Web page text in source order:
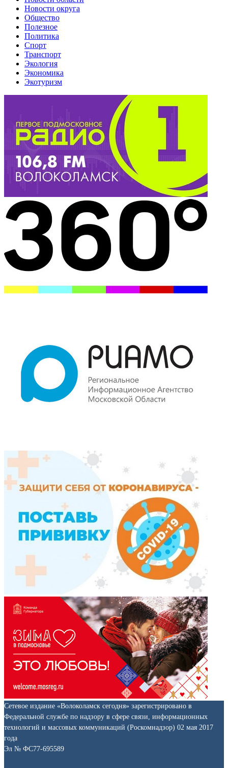
Новости округа
Общество
Полезное
Политика
Спорт
Транспорт
Экология
Экономика
Экотуризм
Сетевое издание «Волоколамск сегодня» зарегистрировано в
Федеральной службе по надзору в сфере связи, информационных
технологий и массовых коммуникаций (Роскомнадзор) 02 мая 2017
года
Эл № ФС77-695589